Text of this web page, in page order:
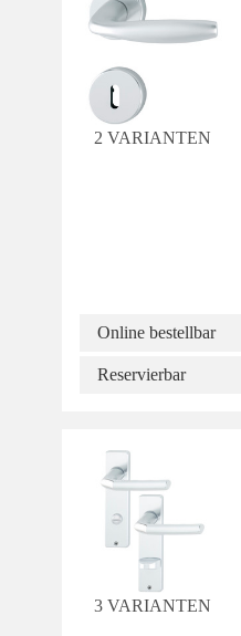
2 VARIANTEN
Online bestellbar
Reservierbar
3 VARIANTEN